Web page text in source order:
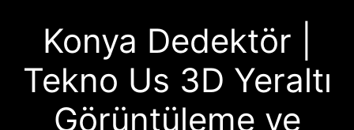
Konya Dedektör |
Tekno Us 3D Yeraltı
Görüntüleme ve